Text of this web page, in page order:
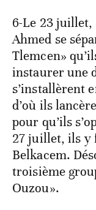
6-Le 23
Ahmed se
Tlemcen»
instaurer une
s’installèrent
d’où ils
pour qu’ils
27 juillet, ils
Belkacem.
troisième
Ouzou».